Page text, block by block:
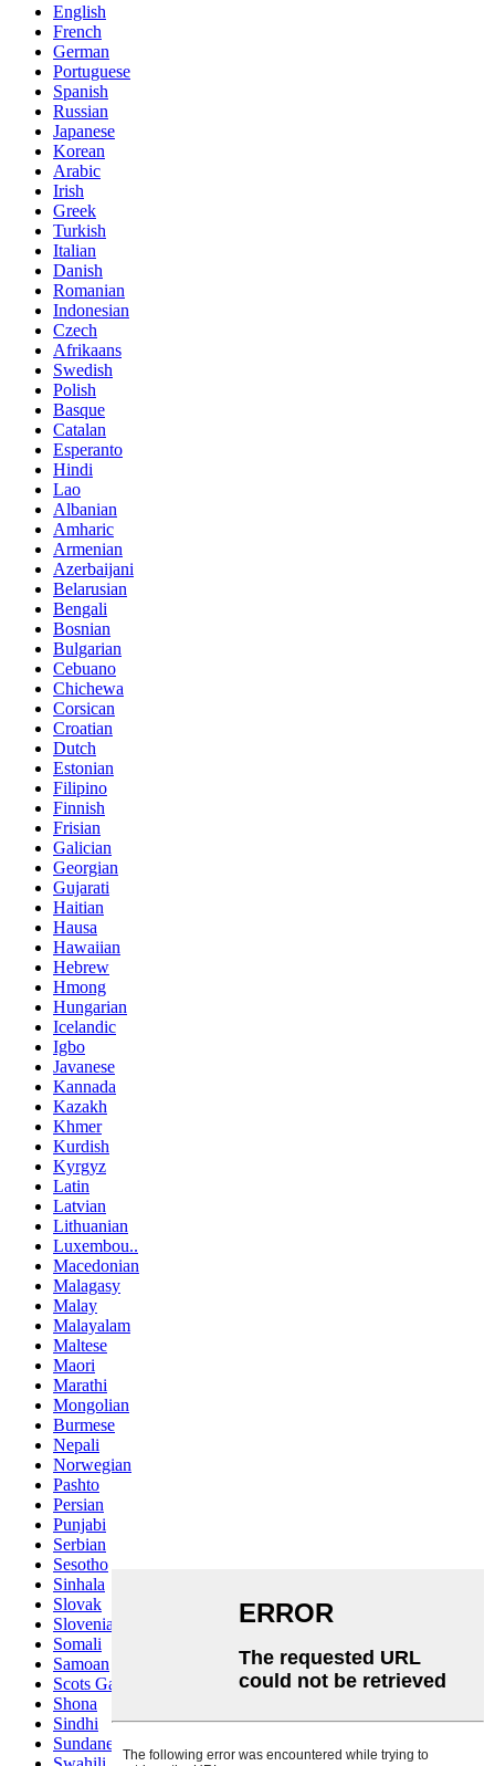
English
French
German
Portuguese
Spanish
Russian
Japanese
Korean
Arabic
Irish
Greek
Turkish
Italian
Danish
Romanian
Indonesian
Czech
Afrikaans
Swedish
Polish
Basque
Catalan
Esperanto
Hindi
Lao
Albanian
Amharic
Armenian
Azerbaijani
Belarusian
Bengali
Bosnian
Bulgarian
Cebuano
Chichewa
Corsican
Croatian
Dutch
Estonian
Filipino
Finnish
Frisian
Galician
Georgian
Gujarati
Haitian
Hausa
Hawaiian
Hebrew
Hmong
Hungarian
Icelandic
Igbo
Javanese
Kannada
Kazakh
Khmer
Kurdish
Kyrgyz
Latin
Latvian
Lithuanian
Luxembou..
Macedonian
Malagasy
Malay
Malayalam
Maltese
Maori
Marathi
Mongolian
Burmese
Nepali
Norwegian
Pashto
Persian
Punjabi
Serbian
Sesotho
Sinhala
Slovak
Slovenian
Somali
Samoan
Scots Gaelic
Shona
Sindhi
Sundanese